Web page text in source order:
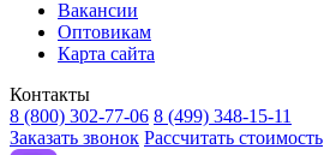
Вакансии
Оптовикам
Карта сайта
Контакты
8 (800) 302-77-06 8 (499) 348-15-11
Заказать звонок Рассчитать стоимость